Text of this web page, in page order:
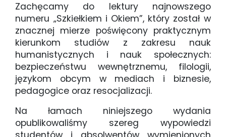
Zachęcamy do lektury najnowszego
numeru „Szkiełkiem i Okiem”, który został w
znacznej mierze poświęcony praktycznym
kierunkom studiów z zakresu nauk
humanistycznych i nauk społecznych:
bezpieczeństwu wewnętrznemu, filologii,
językom obcym w mediach i biznesie,
pedagogice oraz resocjalizacji.
Na łamach niniejszego wydania
opublikowaliśmy szereg wypowiedzi